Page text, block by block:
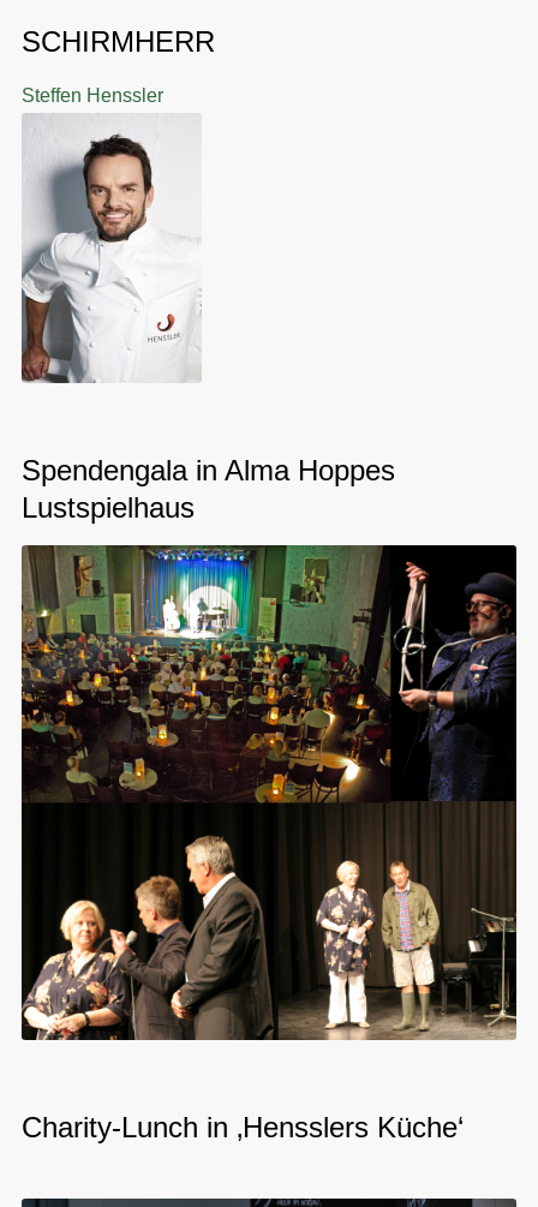
SCHIRMHERR
Steffen Henssler
Spendengala in Alma Hoppes
Lustspielhaus
Charity-Lunch in ‚Hensslers Küche‘